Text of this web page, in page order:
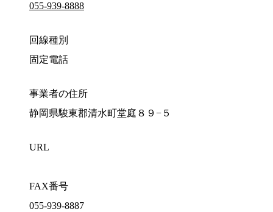
055-939-8888
回線種別
固定電話
事業者の住所
静岡県駿東郡清水町堂庭８９−５
URL
FAX番号
055-939-8887